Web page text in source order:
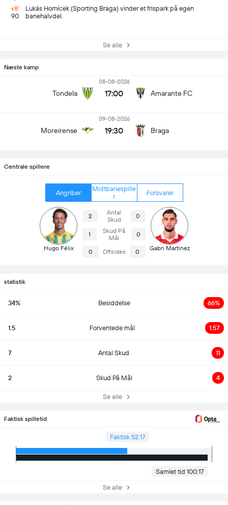
+8'
90
Lukás Hornícek (Sporting Braga) vinder et frispark på egen
banehalvdel.
Se alle
Næste kamp
Tondela
08-08-2026
17:00 Amarante FC
Moreirense
09-08-2026
19:30 Braga
Centrale spillere
Angriber
Midtbanespille
r
Forsvarer
Hugo Félix
2
Antal
Skud
0
1
Skud På
Mål
0
0 Offsides 0 Gabri Martinez
statistik
34% Besiddelse 66%
1.5 Forventede mål 1.57
7 Antal Skud 11
2 Skud På Mål 4
Se alle
Faktisk spilletid
Faktisk 52:17
Samlet tid 100:17
Se alle